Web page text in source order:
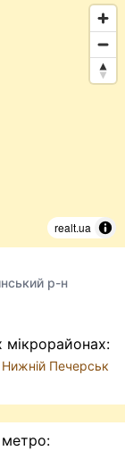
realt.ua
р-н
мікрорайонах:
Нижній Печерськ
метро: